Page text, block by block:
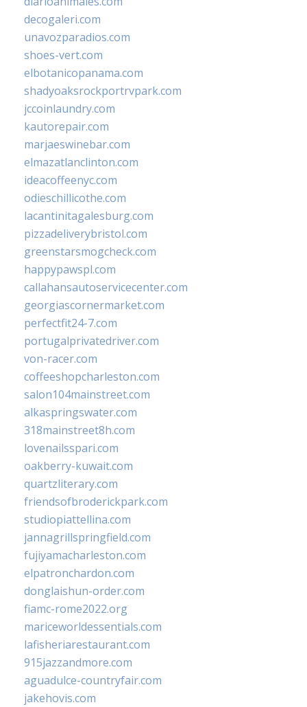
decogaleri.com
unavozparadios.com
shoes-vert.com
elbotanicopanama.com
shadyoaksrockportrvpark.com
jccoinlaundry.com
kautorepair.com
marjaeswinebar.com
elmazatlanclinton.com
ideacoffeenyc.com
odieschillicothe.com
lacantinitagalesburg.com
pizzadeliverybristol.com
greenstarsmogcheck.com
happypawspl.com
callahansautoservicecenter.com
georgiascornermarket.com
perfectfit24-7.com
portugalprivatedriver.com
von-racer.com
coffeeshopcharleston.com
salon104mainstreet.com
alkaspringswater.com
318mainstreet8h.com
lovenailsspari.com
oakberry-kuwait.com
quartzliterary.com
friendsofbroderickpark.com
studiopiattellina.com
jannagrillspringfield.com
fujiyamacharleston.com
elpatronchardon.com
donglaishun-order.com
fiamc-rome2022.org
mariceworldessentials.com
lafisheriarestaurant.com
915jazzandmore.com
aguadulce-countryfair.com
jakehovis.com